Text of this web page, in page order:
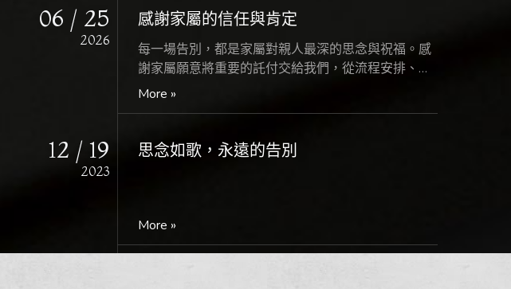
06 / 25
2026
感謝家屬的信任與肯定
每一場告別，都是家屬對親人最深的思念與祝福。感
謝家屬願意將重要的託付交給我們，從流程安排、儀
式引導到...
More »
12 / 19
2023
思念如歌，永遠的告別
More »